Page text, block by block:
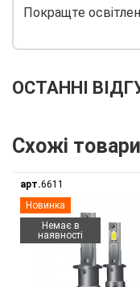
Покращте
ОСТАННІ
Схожі товари
арт.6611
Новинка
Немає в
наявності